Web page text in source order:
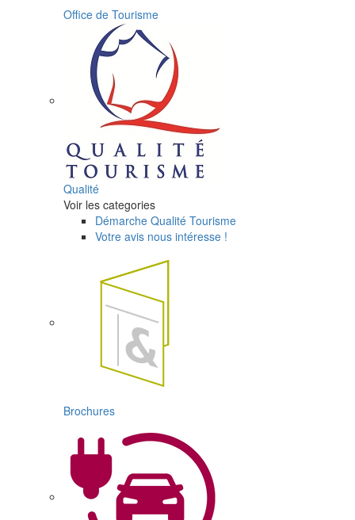
Office de Tourisme
Qualité
Voir les categories
Démarche Qualité Tourisme
Votre avis nous intéresse !
Brochures